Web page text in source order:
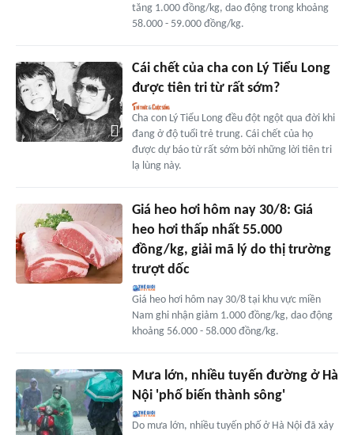
tăng 1.000 đồng/kg, dao động trong khoảng
58.000 - 59.000 đồng/kg.
Cái chết của cha con Lý Tiểu Long
được tiên tri từ rất sớm?
Cha con Lý Tiểu Long đều đột ngột qua đời khi
đang ở độ tuổi trẻ trung. Cái chết của họ
được dự báo từ rất sớm bởi những lời tiên tri
lạ lùng này.
Giá heo hơi hôm nay 30/8: Giá
heo hơi thấp nhất 55.000
đồng/kg, giải mã lý do thị trường
trượt dốc
Giá heo hơi hôm nay 30/8 tại khu vực miền
Nam ghi nhận giảm 1.000 đồng/kg, dao động
khoảng 56.000 - 58.000 đồng/kg.
Mưa lớn, nhiều tuyến đường ở Hà
Nội 'phố biến thành sông'
Do mưa lớn, nhiều tuyến phố ở Hà Nội đã xảy